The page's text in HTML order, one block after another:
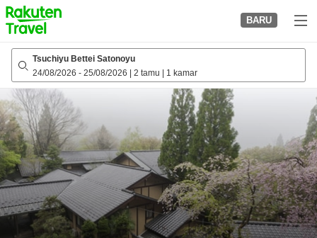
to
top
page
BARU
Tsuchiyu Bettei Satonoyu
24/08/2026 - 25/08/2026 2 tamu 1 kamar